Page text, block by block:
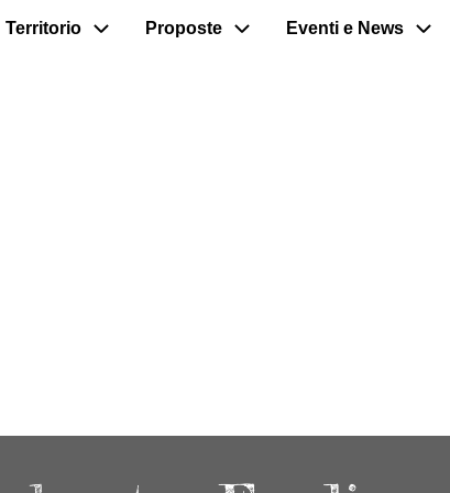
Territorio Proposte Eventi e News